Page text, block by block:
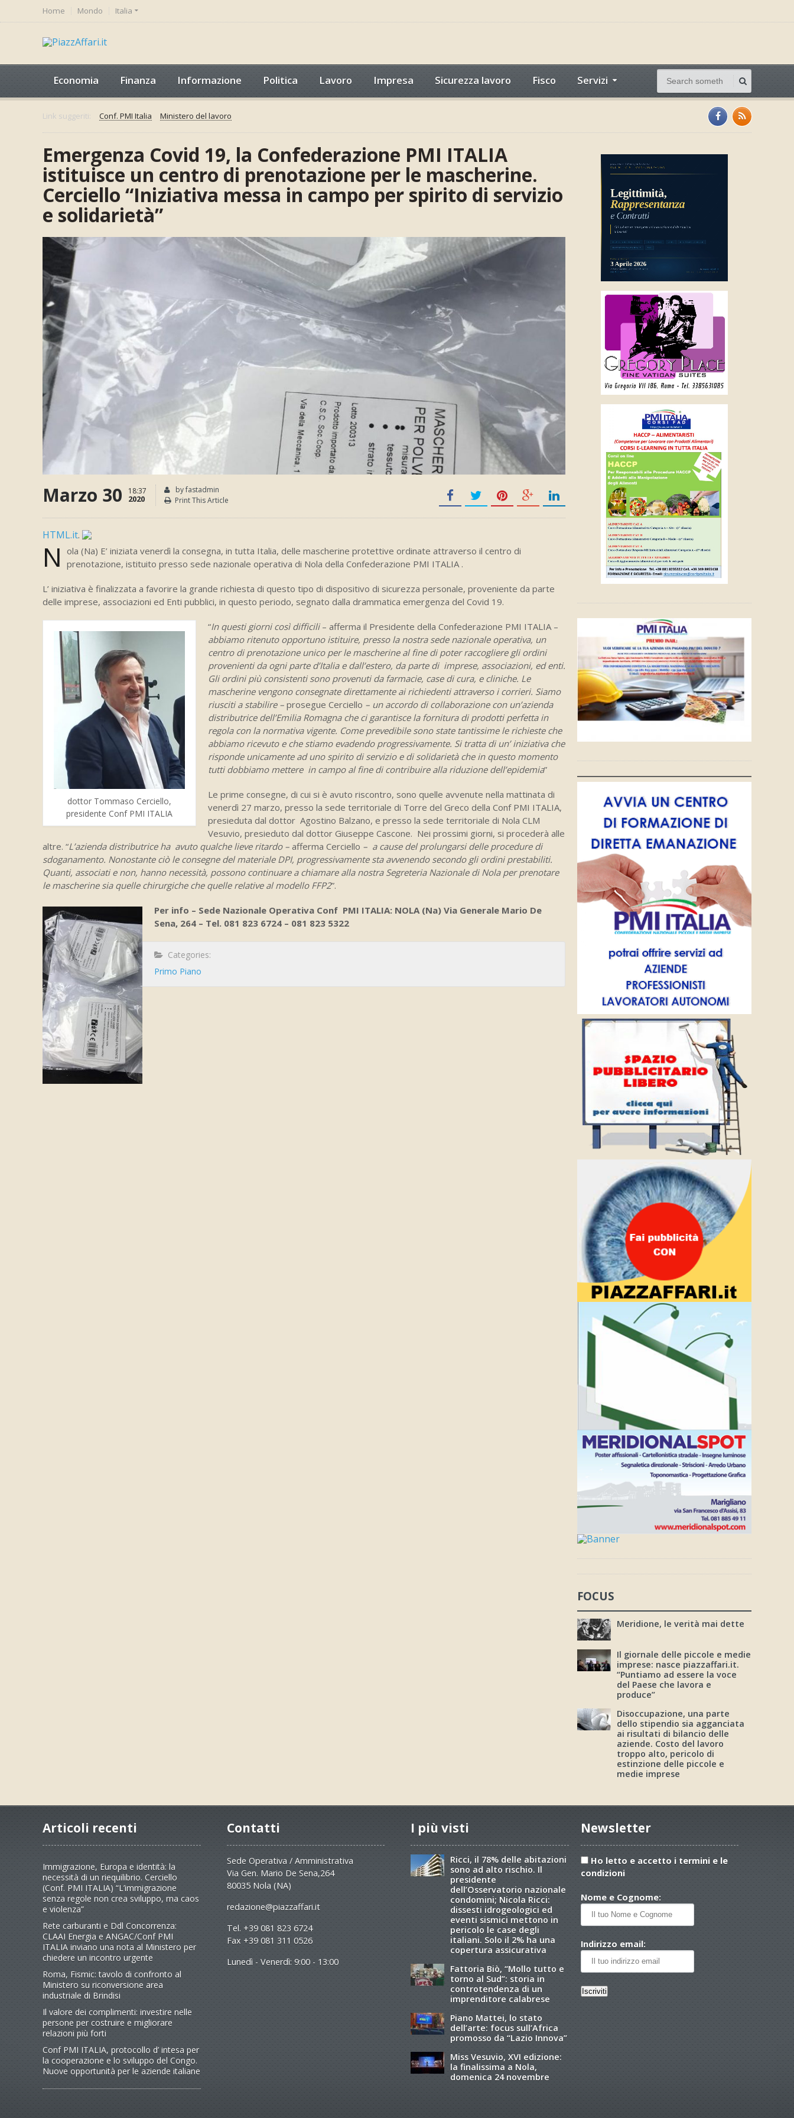
Home Mondo Italia
Economia Finanza Informazione Politica Lavoro Impresa Sicurezza lavoro Fisco Servizi
Link suggeriti: Conf. PMI Italia Ministero del lavoro
Emergenza Covid 19, la Confederazione PMI ITALIA
istituisce un centro di prenotazione per le mascherine.
Cerciello “Iniziativa messa in campo per spirito di servizio
e solidarietà”
Marzo 30 18:37
2020
by fastadmin
Print This Article
HTML.it.
N ola (Na) E’ iniziata venerdì la consegna, in tutta Italia, delle mascherine protettive ordinate attraverso il centro di
prenotazione, istituito presso sede nazionale operativa di Nola della Confederazione PMI ITALIA .
L’ iniziativa è finalizzata a favorire la grande richiesta di questo tipo di dispositivo di sicurezza personale, proveniente da parte
delle imprese, associazioni ed Enti pubblici, in questo periodo, segnato dalla drammatica emergenza del Covid 19.
dottor Tommaso Cerciello,
presidente Conf PMI ITALIA
“In questi giorni così difficili – afferma il Presidente della Confederazione PMI ITALIA –
abbiamo ritenuto opportuno istituire, presso la nostra sede nazionale operativa, un
centro di prenotazione unico per le mascherine al fine di poter raccogliere gli ordini
provenienti da ogni parte d’Italia e dall’estero, da parte di imprese, associazioni, ed enti.
Gli ordini più consistenti sono provenuti da farmacie, case di cura, e cliniche. Le
mascherine vengono consegnate direttamente ai richiedenti attraverso i corrieri. Siamo
riusciti a stabilire – prosegue Cerciello – un accordo di collaborazione con un’azienda
distributrice dell’Emilia Romagna che ci garantisce la fornitura di prodotti perfetta in
regola con la normativa vigente. Come prevedibile sono state tantissime le richieste che
abbiamo ricevuto e che stiamo evadendo progressivamente. Si tratta di un’ iniziativa che
risponde unicamente ad uno spirito di servizio e di solidarietà che in questo momento
tutti dobbiamo mettere in campo al fine di contribuire alla riduzione dell’epidemia”
Le prime consegne, di cui si è avuto riscontro, sono quelle avvenute nella mattinata di
venerdì 27 marzo, presso la sede territoriale di Torre del Greco della Conf PMI ITALIA,
presieduta dal dottor Agostino Balzano, e presso la sede territoriale di Nola CLM
Vesuvio, presieduto dal dottor Giuseppe Cascone. Nei prossimi giorni, si procederà alle
altre. “L’azienda distributrice ha avuto qualche lieve ritardo – afferma Cerciello – a cause del prolungarsi delle procedure di
sdoganamento. Nonostante ciò le consegne del materiale DPI, progressivamente sta avvenendo secondo gli ordini prestabiliti.
Quanti, associati e non, hanno necessità, possono continuare a chiamare alla nostra Segreteria Nazionale di Nola per prenotare
le mascherine sia quelle chirurgiche che quelle relative al modello FFP2”.
Per info – Sede Nazionale Operativa Conf PMI ITALIA: NOLA (Na) Via Generale Mario De
Sena, 264 – Tel. 081 823 6724 – 081 823 5322
Categories:
Primo Piano
FOCUS
Meridione, le verità mai dette
Il giornale delle piccole e medie
imprese: nasce piazzaffari.it.
“Puntiamo ad essere la voce
del Paese che lavora e
produce”
Disoccupazione, una parte
dello stipendio sia agganciata
ai risultati di bilancio delle
aziende. Costo del lavoro
troppo alto, pericolo di
estinzione delle piccole e
medie imprese
Articoli recenti
Immigrazione, Europa e identità: la
necessità di un riequilibrio. Cerciello
(Conf. PMI ITALIA) “L’immigrazione
senza regole non crea sviluppo, ma caos
e violenza”
Rete carburanti e Ddl Concorrenza:
CLAAI Energia e ANGAC/Conf PMI
ITALIA inviano una nota al Ministero per
chiedere un incontro urgente
Roma, Fismic: tavolo di confronto al
Ministero su riconversione area
industriale di Brindisi
Il valore dei complimenti: investire nelle
persone per costruire e migliorare
relazioni più forti
Conf PMI ITALIA, protocollo d’ intesa per
la cooperazione e lo sviluppo del Congo.
Nuove opportunità per le aziende italiane
Contatti
Sede Operativa / Amministrativa
Via Gen. Mario De Sena,264
80035 Nola (NA)
redazione@piazzaffari.it
Tel. +39 081 823 6724
Fax +39 081 311 0526
Lunedì - Venerdì: 9:00 - 13:00
I più visti
Ricci, il 78% delle abitazioni
sono ad alto rischio. Il
presidente
dell’Osservatorio nazionale
condomini; Nicola Ricci:
dissesti idrogeologici ed
eventi sismici mettono in
pericolo le case degli
italiani. Solo il 2% ha una
copertura assicurativa
Fattoria Biò, “Mollo tutto e
torno al Sud”: storia in
controtendenza di un
imprenditore calabrese
Piano Mattei, lo stato
dell’arte: focus sull’Africa
promosso da “Lazio Innova”
Miss Vesuvio, XVI edizione:
la finalissima a Nola,
domenica 24 novembre
Newsletter
Ho letto e accetto i termini e le
condizioni
Nome e Cognome:
Indirizzo email: